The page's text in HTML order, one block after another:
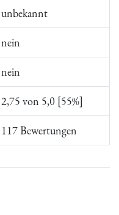
unbekannt
nein
nein
2,75 von 5,0 [55%]
117 Bewertungen